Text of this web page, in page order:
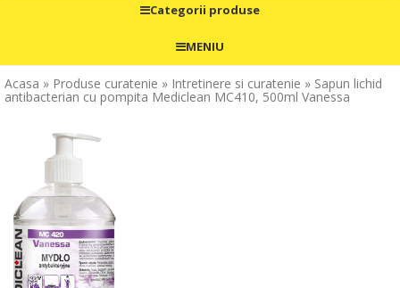
Categorii produse
MENIU
Acasa » Produse curatenie » Intretinere si curatenie » Sapun lichid
antibacterian cu pompita Mediclean MC410, 500ml Vanessa